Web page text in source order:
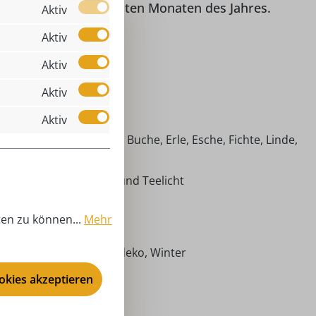
in den kältesten Monaten des Jahres.
Räucherhaus
Hölzer (Ahorn, Buche, Erle, Esche, Fichte, Linde,
mit Reh und Teelicht
(25 mm)
Weihnachtsdeko, Winter
- Räucherhäuser
cm
Aktiv
Aktiv
Aktiv
Aktiv
Aktiv
zu können... Mehr
akzeptieren